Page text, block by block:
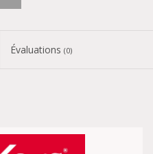
Évaluations (0)